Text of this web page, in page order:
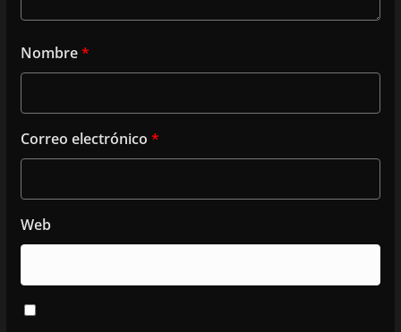
Nombre*
Correo electrónico *
Web